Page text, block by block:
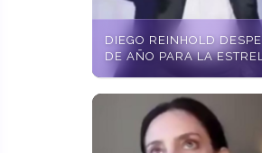
DIEGO REINHOLD
DE AÑO PARA LA